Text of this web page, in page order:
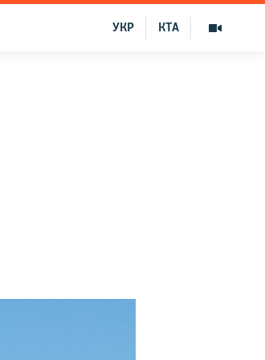
КТА
УКР